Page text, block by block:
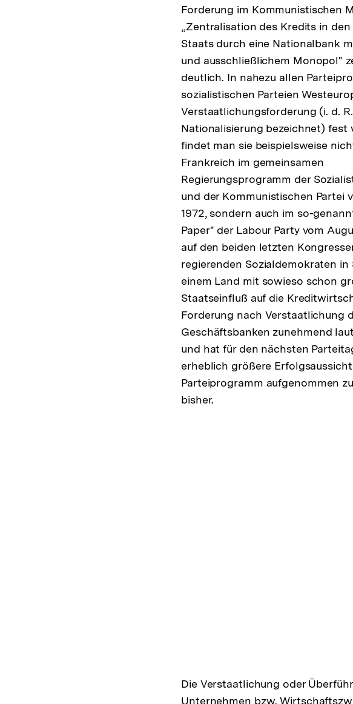
Forderung im Kommunistischen
„Zentralisation des Kredits in
Staats durch eine Nationalbank
und ausschließlichem Monopol"
deutlich. In nahezu allen
sozialistischen Parteien
Verstaatlichungsforderung (i. d.
Nationalisierung bezeichnet) fest
findet man sie beispielsweise
Frankreich im gemeinsamen
Regierungsprogramm der
und der Kommunistischen Partei
1972, sondern auch im so-
Paper" der Labour Party vom
auf den beiden letzten
regierenden Sozialdemokraten
einem Land mit sowieso schon
Staatseinfluß auf die
Forderung nach Verstaatlichung
Geschäftsbanken zunehmend
und hat für den nächsten
erheblich größere
Parteiprogramm aufgenommen
bisher.
Die Verstaatlichung oder
Unternehmen bzw.